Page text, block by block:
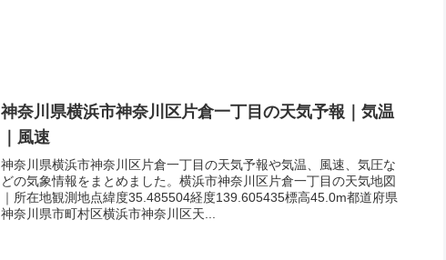
神奈川県横浜市神奈川区片倉一丁目の天気予報｜気温
｜風速
神奈川県横浜市神奈川区片倉一丁目の天気予報や気温、風速、気圧な
どの気象情報をまとめました。横浜市神奈川区片倉一丁目の天気地図
｜所在地観測地点緯度35.485504経度139.605435標高45.0m都道府県
神奈川県市町村区横浜市神奈川区天...